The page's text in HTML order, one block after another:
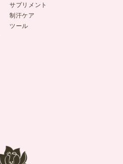
サプリメント
制汗ケア
ツール